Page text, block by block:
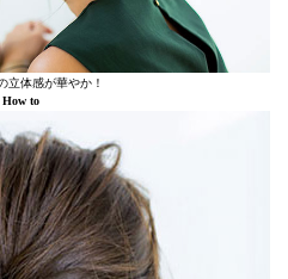
立体感が華やか！
How to